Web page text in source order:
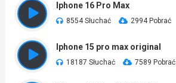
Iphone 16 Pro Max
8554 Słuchać 2994 Pobrać
Iphone 15 pro max original
18187 Słuchać 7589 Pobrać